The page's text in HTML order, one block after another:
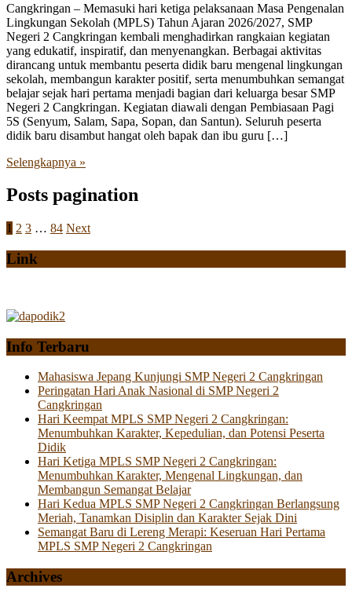
Cangkringan – Memasuki hari ketiga pelaksanaan Masa Pengenalan
Lingkungan Sekolah (MPLS) Tahun Ajaran 2026/2027, SMP
Negeri 2 Cangkringan kembali menghadirkan rangkaian kegiatan
yang edukatif, inspiratif, dan menyenangkan. Berbagai aktivitas
dirancang untuk membantu peserta didik baru mengenal lingkungan
sekolah, membangun karakter positif, serta menumbuhkan semangat
belajar sejak hari pertama menjadi bagian dari keluarga besar SMP
Negeri 2 Cangkringan. Kegiatan diawali dengan Pembiasaan Pagi
5S (Senyum, Salam, Sapa, Sopan, dan Santun). Seluruh peserta
didik baru disambut hangat oleh bapak dan ibu guru […]
Selengkapnya »
Posts pagination
1 2 3 … 84 Next
Link
Info Terbaru
Mahasiswa Jepang Kunjungi SMP Negeri 2 Cangkringan
Peringatan Hari Anak Nasional di SMP Negeri 2
Cangkringan
Hari Keempat MPLS SMP Negeri 2 Cangkringan:
Menumbuhkan Karakter, Kepedulian, dan Potensi Peserta
Didik
Hari Ketiga MPLS SMP Negeri 2 Cangkringan:
Menumbuhkan Karakter, Mengenal Lingkungan, dan
Membangun Semangat Belajar
Hari Kedua MPLS SMP Negeri 2 Cangkringan Berlangsung
Meriah, Tanamkan Disiplin dan Karakter Sejak Dini
Semangat Baru di Lereng Merapi: Keseruan Hari Pertama
MPLS SMP Negeri 2 Cangkringan
Archives